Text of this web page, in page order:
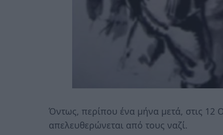
Όντως, περίπου ένα μήνα μετά, στις 12
απελευθερώνεται από τους ναζί.